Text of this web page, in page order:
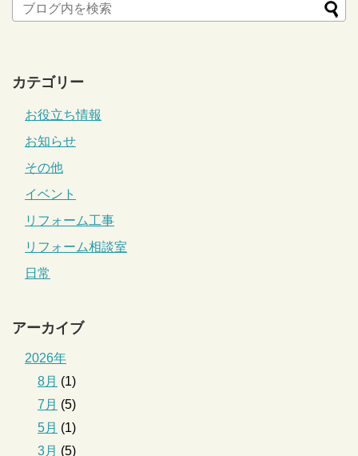
カテゴリー
お役立ち情報
お知らせ
その他
イベント
リフォーム工事
リフォーム相談室
日常
アーカイブ
2026年
8月 (1)
7月 (5)
5月 (1)
3月 (5)